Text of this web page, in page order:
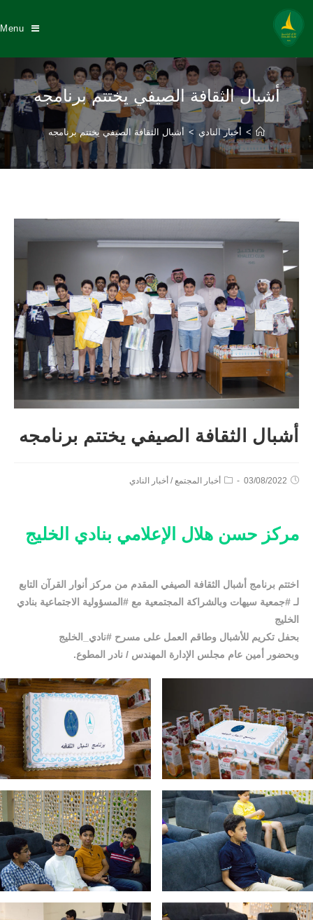
Menu
أشبال الثقافة الصيفي يختتم برنامجه
> أخبار النادي > أشبال الثقافة الصيفي يختتم برنامجه
أشبال الثقافة الصيفي يختتم برنامجه
03/08/2022 أخبار المجتمع / أخبار النادي
مركز حسن هلال الإعلامي بنادي الخليج
اختتم برنامج أشبال الثقافة الصيفي المقدم من مركز أنوار القرآن التابع
لـ ‫#جمعية سيهات‬ وبالشراكة المجتمعية مع ‫#المسؤولية الاجتماعية بنادي
الخليج‬
بحفل تكريم للأشبال وطاقم العمل على مسرح ‫#نادي_الخليج‬
وبحضور أمين عام مجلس الإدارة المهندس / نادر المطوع.